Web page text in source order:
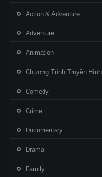
Action & Adventure
Adventure
Animation
Chương Trình Truyền Hình
Comedy
Crime
Documentary
Drama
Family